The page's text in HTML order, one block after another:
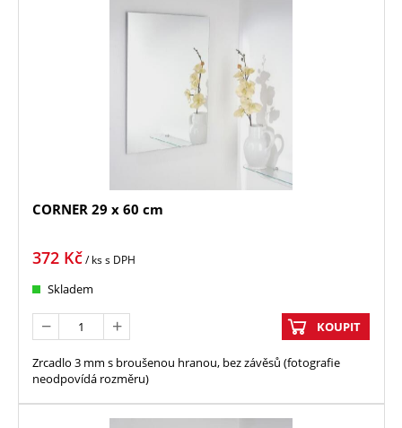
CORNER 29 x 60 cm
372 Kč/ kss DPH
Skladem
KOUPIT
Zrcadlo 3 mm s broušenou hranou, bez závěsů (fotografie
neodpovídá rozměru)